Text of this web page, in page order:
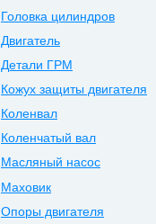
Головка цилиндров
Двигатель
Детали ГРМ
Кожух защиты двигателя
Коленвал
Коленчатый вал
Масляный насос
Маховик
Опоры двигателя